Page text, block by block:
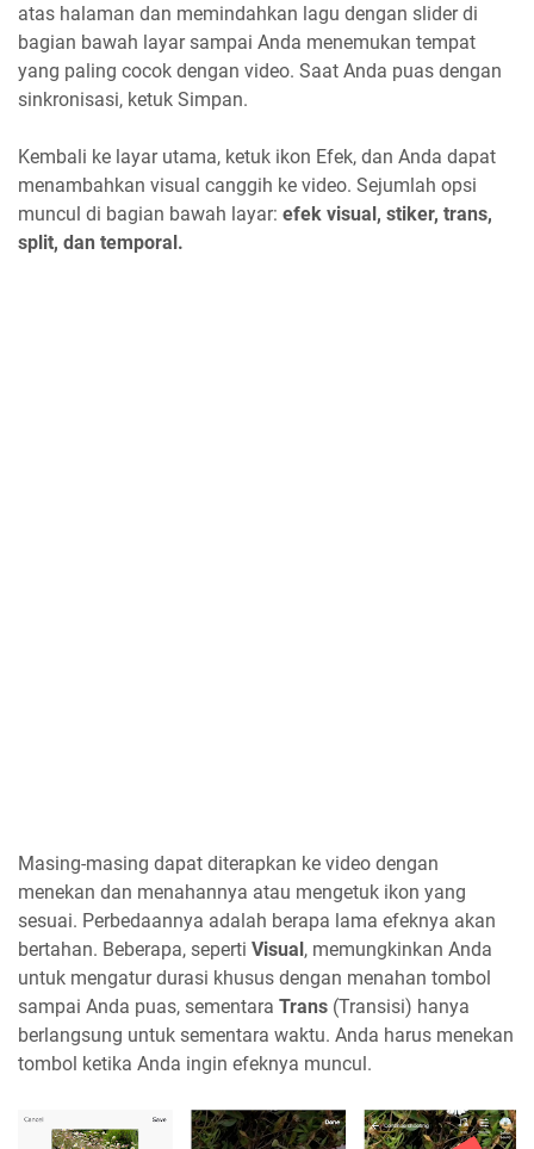
atas halaman dan memindahkan lagu dengan slider di
bagian bawah layar sampai Anda menemukan tempat
yang paling cocok dengan video. Saat Anda puas dengan
sinkronisasi, ketuk Simpan.
Kembali ke layar utama, ketuk ikon Efek, dan Anda dapat
menambahkan visual canggih ke video. Sejumlah opsi
muncul di bagian bawah layar: efek visual, stiker, trans,
split, dan temporal.
Masing-masing dapat diterapkan ke video dengan
menekan dan menahannya atau mengetuk ikon yang
sesuai. Perbedaannya adalah berapa lama efeknya akan
bertahan. Beberapa, seperti Visual , memungkinkan Anda
untuk mengatur durasi khusus dengan menahan tombol
sampai Anda puas, sementara Trans (Transisi) hanya
berlangsung untuk sementara waktu. Anda harus menekan
tombol ketika Anda ingin efeknya muncul.